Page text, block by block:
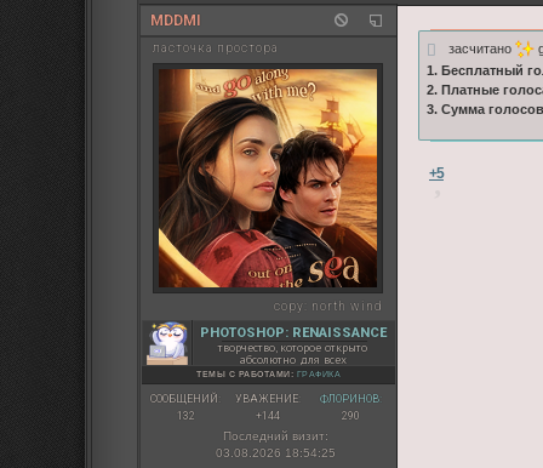
MDDMI
ласточка простора
copy: north wind
PHOTOSHOP: RENAISSANCE
творчество, которое открыто
абсолютно для всех
ТЕМЫ С РАБОТАМИ: ГРАФИКА
СООБЩЕНИЙ:
132
УВАЖЕНИЕ:
+144
ФЛОРИНОВ:
290
Последний визит:
03.08.2026 18:54:25
засчитано
1. Бесплатный
2. Платные
3. Сумма
+5